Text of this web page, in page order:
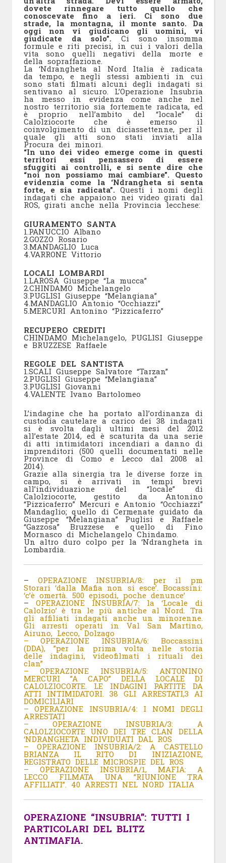
dovete rinnegare tutto quello che
conoscevate fino a ieri. Ci sono due
strade, la montagna, il monte santo. Da
oggi non vi giudicano gli uomini, vi
giudicate da solo”. Ci sono insomma
formule e riti precisi, in cui i valori della
vita sono quelli negativi della morte e
della sopraffazione.
La ‘Ndrangheta al Nord Italia è radicata
da tempo, e negli stessi ambienti in cui
sono stati filmati alcuni degli indagati si
sentivano al sicuro. L’Operazione Insubria
ha messo in evidenza come anche nel
nostro territorio sia fortemente radicata, ed
è proprio nell’ambito del “locale” di
Calolziocorte che è emerso il
coinvolgimento di un diciassettenne, per il
quale gli atti sono stati inviati alla
Procura dei minori.
“In uno dei video emerge come in questi
territori essi pensassero di essere
sfuggiti ai controlli, e si sente dire che
“noi non possiamo mai cambiare”. Questo
evidenzia come la ‘Ndrangheta si senta
forte, e sia radicata”.Questi i nomi degli
indagati che appaiono nei video girati dal
ROS, girati anche nella Provincia lecchese:
GIURAMENTO SANTA
1.PANUCCIO Albano
2.GOZZO Rosario
3.MANDAGLIO Luca
4.VARRONE Vittorio
LOCALI LOMBARDI
1.LAROSA Giuseppe “La mucca”
2.CHINDAMO Michelangelo
3.PUGLISI Giuseppe “Melangiana”
4.MANDAGLIO Antonio “Occhiazzi”
5.MERCURI Antonino “Pizzicaferro”
RECUPERO CREDITI
CHINDAMO Michelangelo, PUGLISI Giuseppe
e BRUZZESE Raffaele
REGOLE DEL SANTISTA
1.SCALI Giuseppe Salvatore “Tarzan”
2.PUGLISI Giuseppe “Melangiana”
3.PUGLISI Giovanni
4.VALENTE Ivano Bartolomeo
L’indagine che ha portato all’ordinanza di
custodia cautelare a carico dei 38 indagati
si è svolta dagli ultimi mesi del 2012
all’estate 2014, ed è scaturita da una serie
di atti intimidatori incendiari a danno di
imprenditori (500 quelli documentati nelle
Province di Como e Lecco dal 2008 al
2014).
Grazie alla sinergia tra le diverse forze in
campo, si è arrivati in tempi brevi
all’individuazione del “locale” di
Calolziocorte, gestito da Antonino
“Pizzicaferro” Mercuri e Antonio “Occhiazzi”
Mandaglio; quello di Cermenate guidato da
Giuseppe “Melangiana” Puglisi e Raffaele
“Gazzosa” Bruzzese e quello di Fino
Mornasco di Michelangelo Chindamo.
Un altro duro colpo per la ‘Ndrangheta in
Lombardia.
– OPERAZIONE INSUBRIA/8: per il pm
Storari ‘dalla Mafia non si esce’. Bocassini:
‘c’è omertà. 500 episodi, poche denunce’
– OPERAZIONE INSUBRIA/7: la ‘Locale di
Calolzio’ è tra le più antiche al Nord. Tra
gli affiliati indagati anche un minorenne.
Gli arresti operati in Val San Martino,
Airuno, Lecco, Dolzago
– OPERAZIONE INSUBRIA/6: Boccassini
(DDA), ”per la prima volta nelle storia
delle indagini, videofilmati i rituali dei
clan”
– OPERAZIONE INSUBRIA/5: ANTONINO
MERCURI ”A CAPO” DELLA LOCALE DI
CALOLZIOCORTE. LE INDAGINI PARTITE DA
ATTI INTIMIDATORI. 38 GLI ARRESTATI,3 AI
DOMICILIARI
– OPERAZIONE INSUBRIA/4: I NOMI DEGLI
ARRESTATI
– OPERAZIONE INSUBRIA/3: A
CALOLZIOCORTE UNO DEI TRE CLAN DELLA
‘NDRANGHETA INDIVIDUATI DAL ROS
– OPERAZIONE INSUBRIA/2: A CASTELLO
BRIANZA IL RITO DI INIZIAZIONE,
REGISTRATO DELLE MICROSPIE DEL ROS
– OPERAZIONE INSUBRIA/1, MAFIA: A
LECCO FILMATA UNA ”RIUNIONE TRA
AFFILIATI”. 40 ARRESTI NEL NORD ITALIA
OPERAZIONE “INSUBRIA”: TUTTI I
PARTICOLARI DEL BLITZ
ANTIMAFIA.